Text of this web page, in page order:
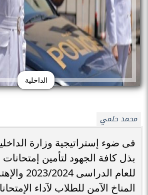
الداخلية
محمد حلمي
فى ضوء إستراتيجية وزارة
بذل كافة الجهود لتأمين إمتحانات
للعام الدراسى
المناخ الآمن للطلاب لآداء